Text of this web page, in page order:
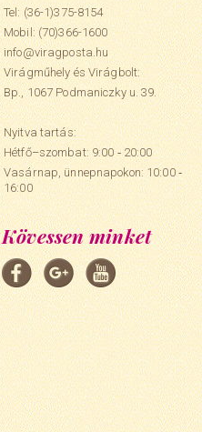
Tel: (36-1)375-8154
Mobil:(70)366-1600
info@viragposta.hu
Virágműhely és Virágbolt:
Bp., 1067 Podmaniczky u. 39.
Nyitva tartás:
Hétfő–szombat: 9:00 ‑ 20:00
Vasárnap, ünnepnapokon: 10:00 ‑
16:00
Kövessen minket